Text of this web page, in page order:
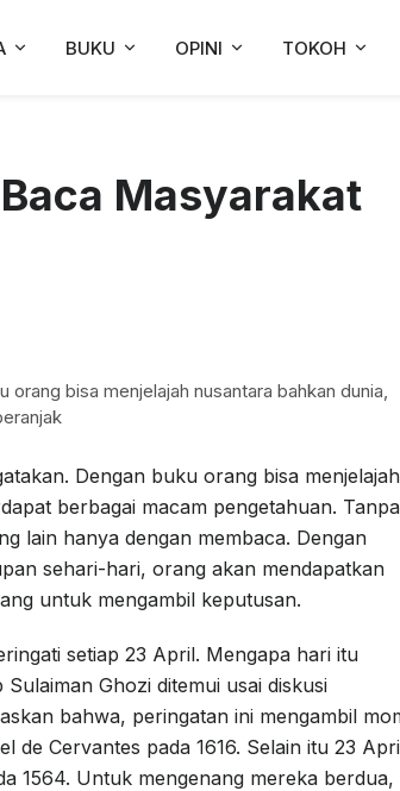
BUKU OPINI TOKOH
Masyarakat
orang bisa menjelajah nusantara bahkan dunia,
Dengan buku orang bisa menjelajah
berbagai macam pengetahuan. Tanpa
lain hanya dengan membaca. Dengan
sehari-hari, orang akan mendapatkan
untuk mengambil keputusan.
setiap 23 April. Mengapa hari itu
Ghozi ditemui usai diskusi
bahwa, peringatan ini mengambil
de Cervantes pada 1616. Selain itu 23
1564. Untuk mengenang mereka berdua,